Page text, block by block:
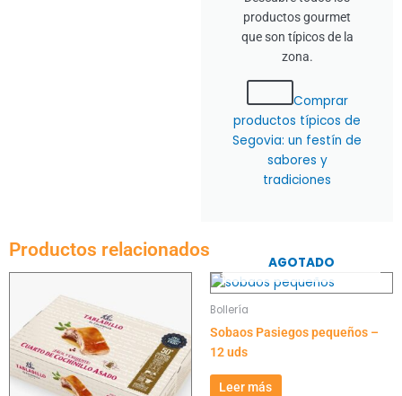
productos gourmet
que son típicos de la
zona.
Comprar
productos típicos de
Segovia: un festín de
sabores y
tradiciones
Productos relacionados
AGOTADO
Bollería
Sobaos Pasiegos pequeños –
12 uds
Leer más